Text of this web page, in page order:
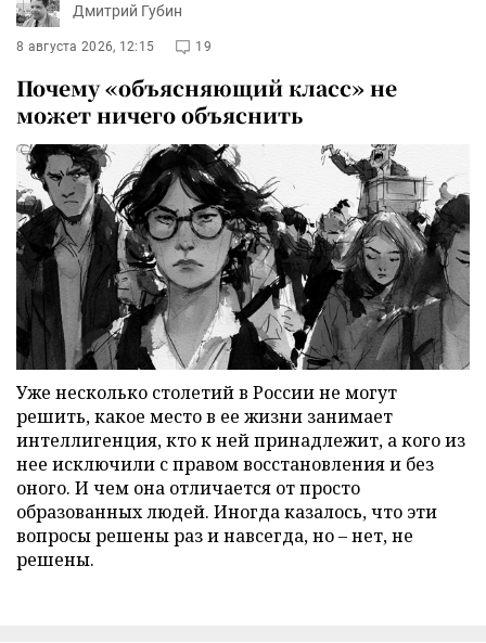
Дмитрий Губин
8 августа 2026, 12:15 19
Почему «объясняющий класс» не
может ничего объяснить
Уже несколько столетий в России не могут
решить, какое место в ее жизни занимает
интеллигенция, кто к ней принадлежит, а кого из
нее исключили с правом восстановления и без
оного. И чем она отличается от просто
образованных людей. Иногда казалось, что эти
вопросы решены раз и навсегда, но – нет, не
решены.